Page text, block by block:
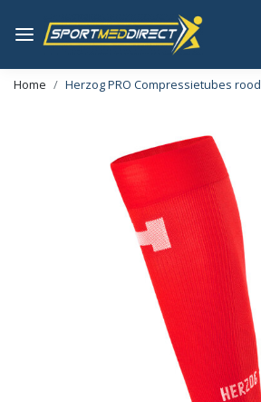
Home Herzog PRO Compressietubes rood